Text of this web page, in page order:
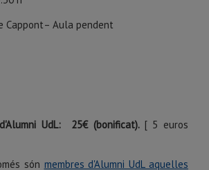
Cappont– Aula pendent
UdL: 25€ (bonificat). [ 5 euros
són membres d'Alumni UdL aquelles